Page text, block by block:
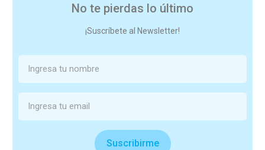
No te pierdas lo último
¡Suscríbete al Newsletter!
Suscribirme